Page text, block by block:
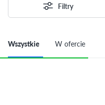
Filtry
Wszystkie W ofercie